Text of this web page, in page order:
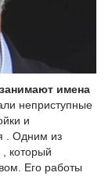
имена
неприступные
и
. Одним из
который
Его работы